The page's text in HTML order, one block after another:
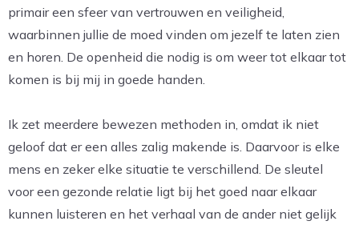
primair een sfeer van vertrouwen en veiligheid,
waarbinnen jullie de moed vinden om jezelf te laten zien
en horen. De openheid die nodig is om weer tot elkaar tot
komen is bij mij in goede handen.
Ik zet meerdere bewezen methoden in, omdat ik niet
geloof dat er een alles zalig makende is. Daarvoor is elke
mens en zeker elke situatie te verschillend. De sleutel
voor een gezonde relatie ligt bij het goed naar elkaar
kunnen luisteren en het verhaal van de ander niet gelijk